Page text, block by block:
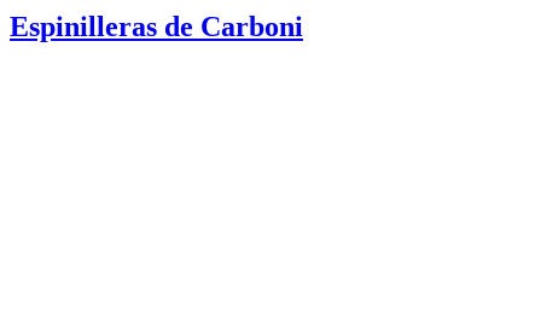
Espinilleras de Carboni